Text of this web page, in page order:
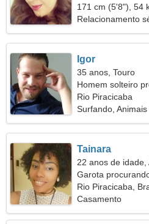
171 cm (5'8"), 54
Relacionamento
Igor
35 anos, Touro
Homem solteiro
Rio Piracicaba
Surfando, Animais
Tainara
22 anos de idade,
Garota
Rio Piracicaba,
Casamento